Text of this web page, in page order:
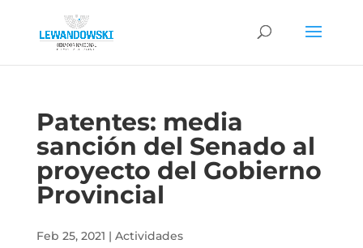
Patentes: media
sanción del Senado al
proyecto del Gobierno
Provincial
Feb 25, 2021 | Actividades